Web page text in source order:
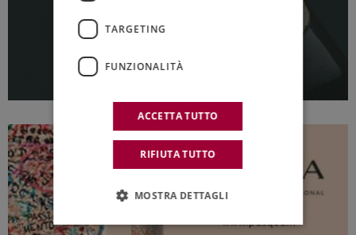
TARGETING
FUNZIONALITÀ
ACCETTA TUTTO
RIFIUTA TUTTO
MOSTRA DETTAGLI